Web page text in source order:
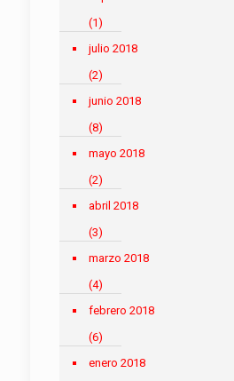
(1)
julio 2018
(2)
junio 2018
(8)
mayo 2018
(2)
abril 2018
(3)
marzo 2018
(4)
febrero 2018
(6)
enero 2018